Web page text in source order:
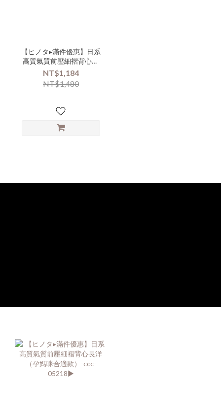
【ヒノタ▸滿件優惠】日系
高質氣質前壓細褶背心長
洋（孕媽咪合適款）-ccc-
05218▶
NT$1,184
NT$1,480